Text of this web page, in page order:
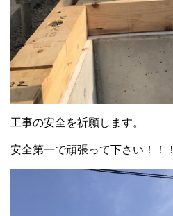
工事の安全を祈願します。
安全第一で頑張って下さい！！！